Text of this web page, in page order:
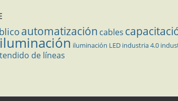
automatización cables
iluminación iluminación LED industria 4.0
tendido de líneas